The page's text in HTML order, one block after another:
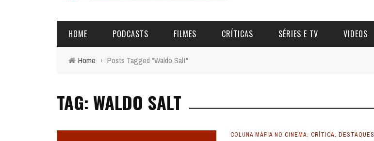
HOME PODCASTS
ALERTA DE SPOILER
FILMES CRÍTICAS SÉRIES E TV VIDEOS
CINERAMA
Home › Posts Tagged "Waldo Salt"
TAG: WALDO SALT
COLUNA MÁFIA NO CINEMA, CRÍTICA, DESTAQUES